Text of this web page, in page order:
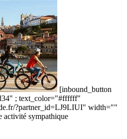
[inbound_button
; text_color="#ffffff"
?partner_id=LJ9LIUI" width=""
activité sympathique